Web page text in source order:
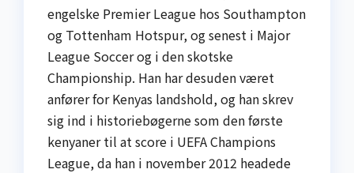
engelske Premier League hos Southampton
og Tottenham Hotspur, og senest i Major
League Soccer og i den skotske
Championship. Han har desuden været
anfører for Kenyas landshold, og han skrev
sig ind i historiebøgerne som den første
kenyaner til at score i UEFA Champions
League, da han i november 2012 headede